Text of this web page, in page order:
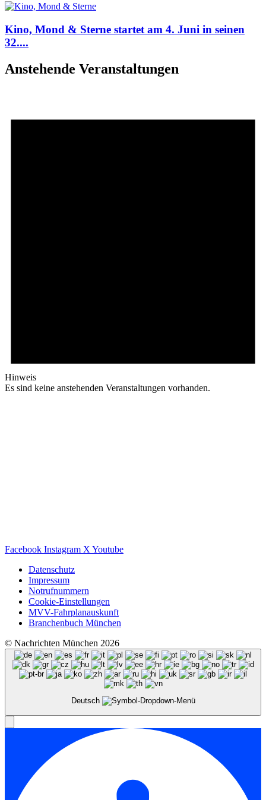
Kino, Mond & Sterne startet am 4. Juni in seinen
32....
Anstehende Veranstaltungen
Hinweis
Es sind keine anstehenden Veranstaltungen vorhanden.
Facebook Instagram X Youtube
Datenschutz
Impressum
Notrufnummern
Cookie-Einstellungen
MVV-Fahrplanauskunft
Branchenbuch München
© Nachrichten München 2026
Deutsch